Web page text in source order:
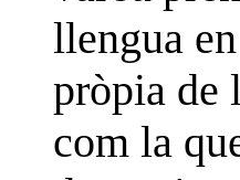
llengua
pròpia de
com la